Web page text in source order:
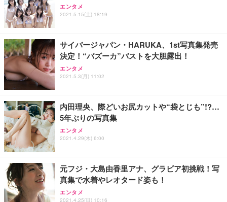
エンタメ
2021.5.15(土) 18:19
サイバージャパン・HARUKA、1st写真集発売
決定！“バズーカ”バストを大胆露出！
エンタメ
2021.5.3(月) 11:02
内田理央、際どいお尻カットや“袋とじも”!?…
5年ぶりの写真集
エンタメ
2021.4.29(木) 6:00
元フジ・大島由香里アナ、グラビア初挑戦！写
真集で水着やレオタード姿も！
エンタメ
2021.4.25(日) 10:16